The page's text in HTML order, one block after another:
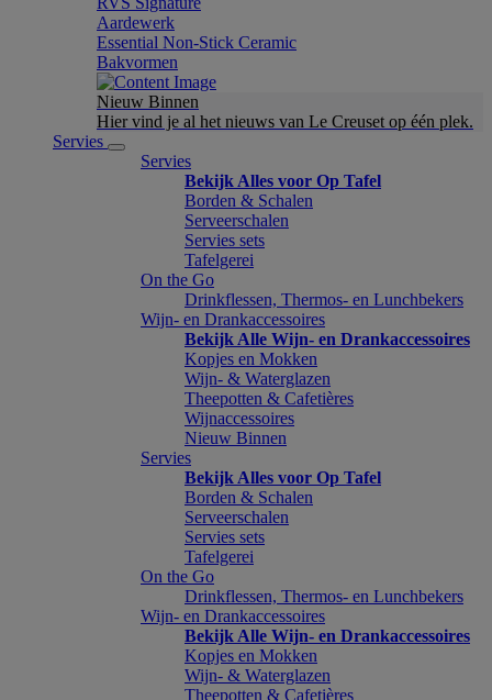
Aardewerk
Essential Non-Stick Ceramic
Bakvormen
Nieuw Binnen
Hier vind je al het nieuws van Le Creuset op één plek.
Servies
Servies
Bekijk Alles voor Op Tafel
Borden & Schalen
Serveerschalen
Servies sets
Tafelgerei
On the Go
Drinkflessen, Thermos- en Lunchbekers
Wijn- en Drankaccessoires
Bekijk Alle Wijn- en Drankaccessoires
Kopjes en Mokken
Wijn- & Waterglazen
Theepotten & Cafetières
Wijnaccessoires
Nieuw Binnen
Servies
Bekijk Alles voor Op Tafel
Borden & Schalen
Serveerschalen
Servies sets
Tafelgerei
On the Go
Drinkflessen, Thermos- en Lunchbekers
Wijn- en Drankaccessoires
Bekijk Alle Wijn- en Drankaccessoires
Kopjes en Mokken
Wijn- & Waterglazen
Theepotten & Cafetières